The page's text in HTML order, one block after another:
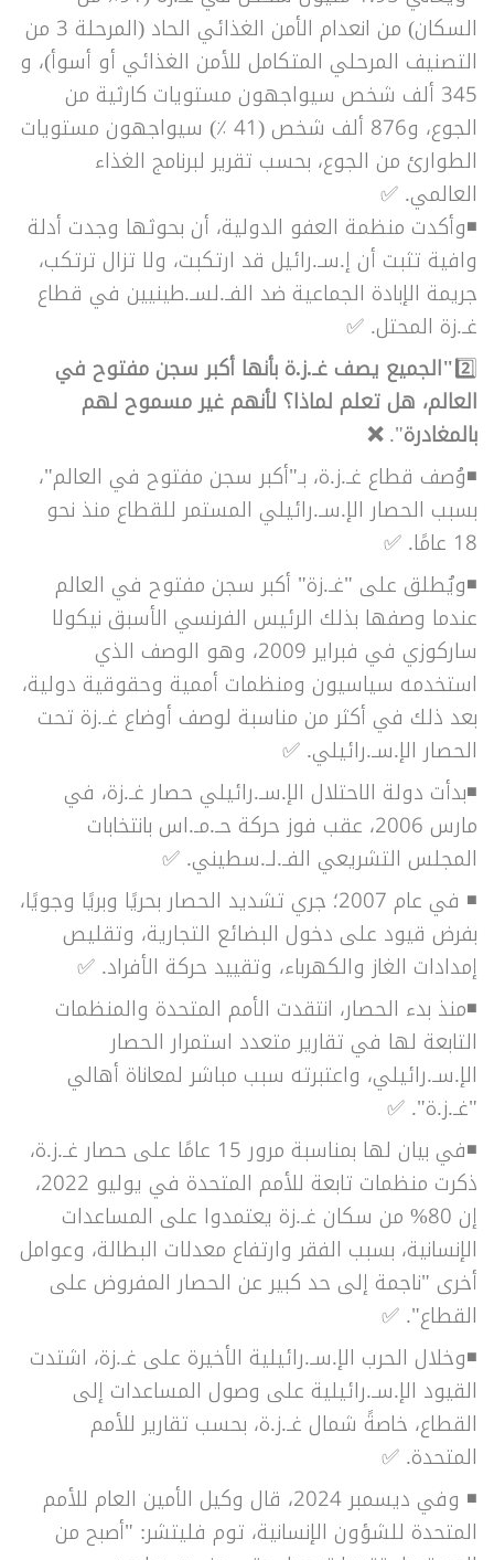
السكان) من انعدام الأمن الغذائي الحاد (المرحلة 3 من
التصنيف المرحلي المتكامل للأمن الغذائي أو أسوأ)، و
345 ألف شخص سيواجهون مستويات كارثية من
الجوع، و876 ألف شخص (41 ٪) سيواجهون مستويات
الطوارئ من الجوع، بحسب تقرير لبرنامج الغذاء
العالمي. ✅
◾وأكدت منظمة العفو الدولية، أن بحوثها وجدت أدلة
وافية تثبت أن إ.سـ.رائيل قد ارتكبت، ولا تزال ترتكب،
جريمة الإبادة الجماعية ضد الفـ.لسـ.طينيين في قطاع
غـ.زة المحتل. ✅
2️⃣"الجميع يصف غـ.ز.ة بأنها أكبر سجن مفتوح في
العالم، هل تعلم لماذا؟ لأنهم غير مسموح لهم
بالمغادرة".
❌
◾وُصف قطاع غـ.ز.ة، بـ"أكبر سجن مفتوح في العالم"،
بسبب الحصار الإ.سـ.رائيلي المستمر للقطاع منذ نحو
18 عامًا. ✅
◾ويُطلق على "غـ.زة" أكبر سجن مفتوح في العالم
عندما وصفها بذلك الرئيس الفرنسي الأسبق نيكولا
ساركوزي في فبراير 2009، وهو الوصف الذي
استخدمه سياسيون ومنظمات أممية وحقوقية دولية،
بعد ذلك في أكثر من مناسبة لوصف أوضاع غـ.زة تحت
الحصار الإ.سـ.رائيلي. ✅
◾بدأت دولة الاحتلال الإ.سـ.رائيلي حصار غـ.زة، في
مارس 2006، عقب فوز حركة حـ.مـ.اس بانتخابات
المجلس التشريعي الفـ.لـ.سطيني. ✅
◾ في عام 2007؛ جري تشديد الحصار بحريًا وبريًا وجويًا،
بفرض قيود على دخول البضائع التجارية، وتقليص
إمدادات الغاز والكهرباء، وتقييد حركة الأفراد. ✅
◾منذ بدء الحصار، انتقدت الأمم المتحدة والمنظمات
التابعة لها في تقارير متعدد استمرار الحصار
الإ.سـ.رائيلي، واعتبرته سبب مباشر لمعاناة أهالي
"غـ.ز.ة". ✅
◾في بيان لها بمناسبة مرور 15 عامًا على حصار غـ.ز.ة،
ذكرت منظمات تابعة للأمم المتحدة في يوليو 2022،
إن 80% من سكان غـ.زة يعتمدوا على المساعدات
الإنسانية، بسبب الفقر وارتفاع معدلات البطالة، وعوامل
أخرى "ناجمة إلى حد كبير عن الحصار المفروض على
القطاع". ✅
◾وخلال الحرب الإ.سـ.رائيلية الأخيرة على غـ.زة، اشتدت
القيود الإ.سـ.رائيلية على وصول المساعدات إلى
القطاع، خاصةً شمال غـ.ز.ة، بحسب تقارير للأمم
المتحدة. ✅
◾ وفي ديسمبر 2024، قال وكيل الأمين العام للأمم
المتحدة للشؤون الإنسانية، توم فليتشر: "أصبح من